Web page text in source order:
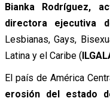
Bianka Rodríguez,
directora ejecutiva
Lesbianas, Gays,
Latina y el Caribe (
El país de América
erosión del estado